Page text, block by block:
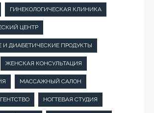
ГИНЕКОЛОГИЧЕСКАЯ КЛИНИКА
ЦЕНТР
И ДИАБЕТИЧЕСКИЕ ПРОДУКТЫ
ЖЕНСКАЯ КОНСУЛЬТАЦИЯ
МАССАЖНЫЙ САЛОН
НОГТЕВАЯ СТУДИЯ